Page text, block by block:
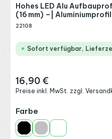
Hohes LED Alu
(16 mm) –|
22108
Sofort verfügbar,
Regulärer Preis:
16,90 €
Preise inkl. MwSt. zzgl.
Farbe
Schwarz
Silber Weiß